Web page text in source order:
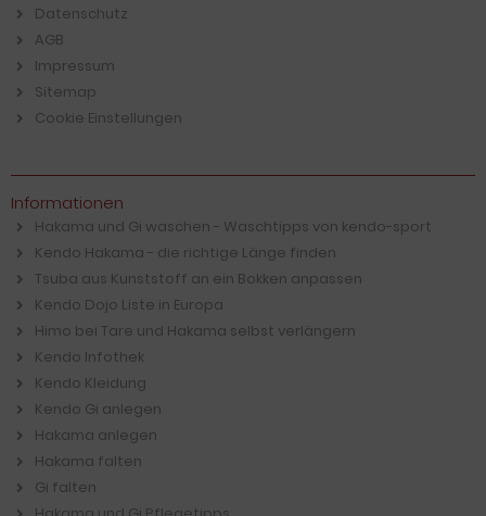
Datenschutz
AGB
Impressum
Sitemap
Cookie Einstellungen
Informationen
Hakama und Gi waschen - Waschtipps von kendo-sport
Kendo Hakama - die richtige Länge finden
Tsuba aus Kunststoff an ein Bokken anpassen
Kendo Dojo Liste in Europa
Himo bei Tare und Hakama selbst verlängern
Kendo Infothek
Kendo Kleidung
Kendo Gi anlegen
Hakama anlegen
Hakama falten
Gi falten